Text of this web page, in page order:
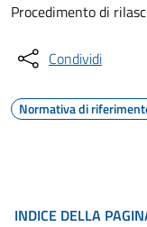
Procedimento di
Condividi
Normativa di
INDICE DELLA